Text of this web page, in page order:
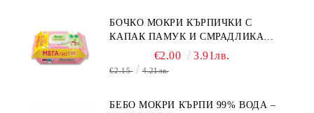
БОЧКО МОКРИ КЪРПИЧКИ С
КАПАК ПАМУК И СМРАДЛИКА
€2.00 3.91лв.
€2.15 4.21лв.
БЕБО МОКРИ КЪРПИ 99% ВОДА –